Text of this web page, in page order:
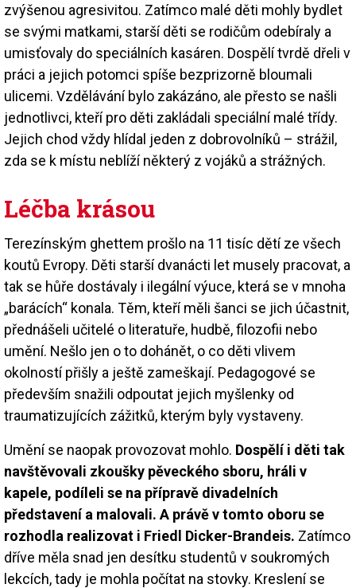
zvýšenou agresivitou. Zatímco malé děti mohly bydlet
se svými matkami, starší děti se rodičům odebíraly a
umisťovaly do speciálních kasáren. Dospělí tvrdě dřeli v
práci a jejich potomci spíše bezprizorně bloumali
ulicemi. Vzdělávání bylo zakázáno, ale přesto se našli
jednotlivci, kteří pro děti zakládali speciální malé třídy.
Jejich chod vždy hlídal jeden z dobrovolníků – strážil,
zda se k místu neblíží některý z vojáků a strážných.
Léčba krásou
Terezínským ghettem prošlo na 11 tisíc dětí ze všech
koutů Evropy. Děti starší dvanácti let musely pracovat, a
tak se hůře dostávaly i ilegální výuce, která se v mnoha
„barácích“ konala. Těm, kteří měli šanci se jich účastnit,
přednášeli učitelé o literatuře, hudbě, filozofii nebo
umění. Nešlo jen o to dohánět, o co děti vlivem
okolností přišly a ještě zameškají. Pedagogové se
především snažili odpoutat jejich myšlenky od
traumatizujících zážitků, kterým byly vystaveny.
Umění se naopak provozovat mohlo. Dospělí i děti tak
navštěvovali zkoušky pěveckého sboru, hráli v
kapele, podíleli se na přípravě divadelních
představení a malovali. A právě v tomto oboru se
rozhodla realizovat i Friedl Dicker-Brandeis. Zatímco
dříve měla snad jen desítku studentů v soukromých
lekcích, tady je mohla počítat na stovky. Kreslení se